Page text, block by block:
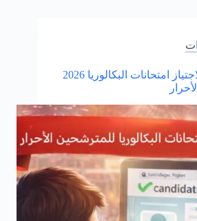
تمديد فترة الترشيح لاجتياز امتحانات البكالوريا 2026